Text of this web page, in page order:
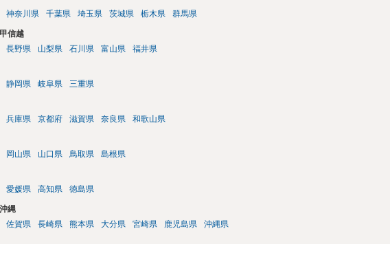
神奈川県 千葉県 埼玉県 茨城県 栃木県 群馬県
信越
長野県 山梨県 石川県 富山県 福井県
静岡県 岐阜県 三重県
兵庫県 京都府 滋賀県 奈良県 和歌山県
岡山県 山口県 鳥取県 島根県
愛媛県 高知県 徳島県
縄
佐賀県 長崎県 熊本県 大分県 宮崎県 鹿児島県 沖縄県